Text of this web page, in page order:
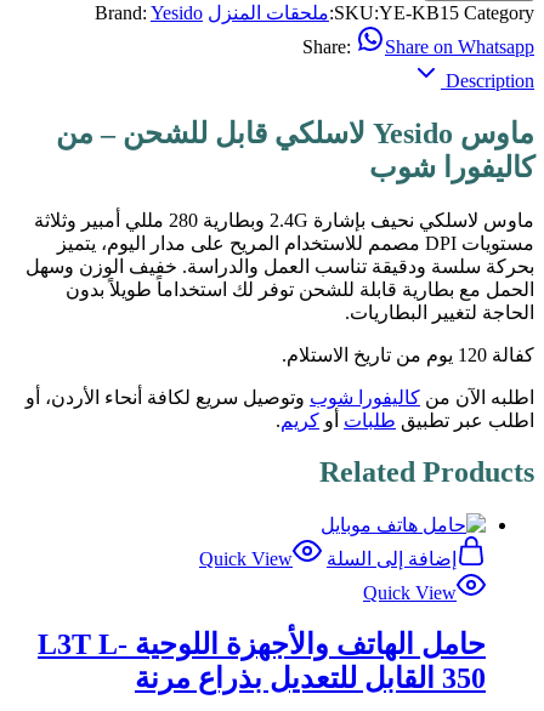
SKU:YE-KB15 Category: ملحقات المنزل Brand: Yesido
Share:
Share on Whatsapp
Description
ماوس Yesido لاسلكي قابل للشحن – من
كاليفورا شوب
ماوس لاسلكي نحيف بإشارة 2.4G وبطارية 280 مللي أمبير وثلاثة
مستويات DPI مصمم للاستخدام المريح على مدار اليوم، يتميز
بحركة سلسة ودقيقة تناسب العمل والدراسة. خفيف الوزن وسهل
الحمل مع بطارية قابلة للشحن توفر لك استخداماً طويلاً بدون
الحاجة لتغيير البطاريات.
كفالة 120 يوم من تاريخ الاستلام.
اطلبه الآن من كاليفورا شوب وتوصيل سريع لكافة أنحاء الأردن، أو
اطلب عبر تطبيق طلبات أو كريم.
Related Products
إضافة إلى السلة
Quick View
Quick View
حامل الهاتف والأجهزة اللوحية L3T L-
350 القابل للتعديل بذراع مرنة